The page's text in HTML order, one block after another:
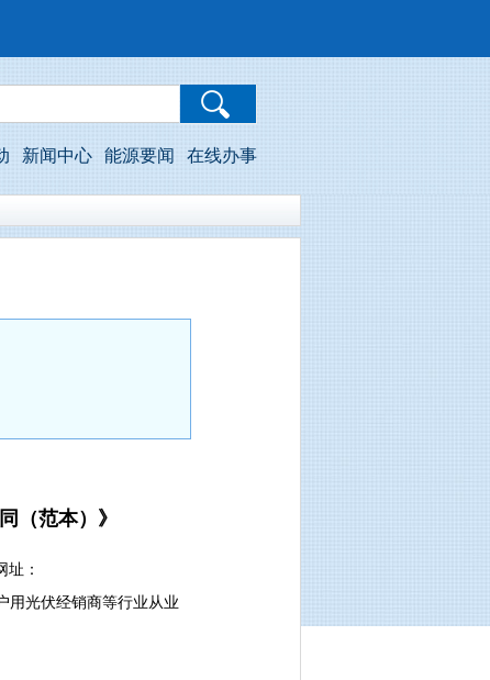
新闻中心 能源要闻 在线办事
（范本）》
：
用光伏经销商等行业从业